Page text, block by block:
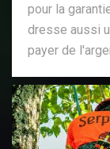
pour la
dresse aussi
payer de